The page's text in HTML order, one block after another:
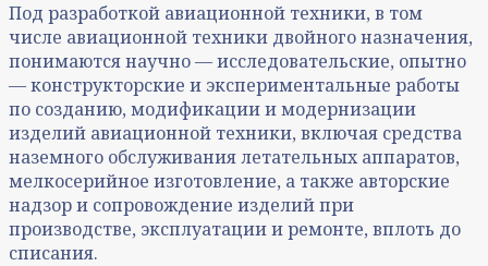
Под разработкой авиационной техники, в том
числе авиационной техники двойного назначения,
понимаются научно — исследовательские, опытно
— конструкторские и экспериментальные работы
по созданию, модификации и модернизации
изделий авиационной техники, включая средства
наземного обслуживания летательных аппаратов,
мелкосерийное изготовление, а также авторские
надзор и сопровождение изделий при
производстве, эксплуатации и ремонте, вплоть до
списания.